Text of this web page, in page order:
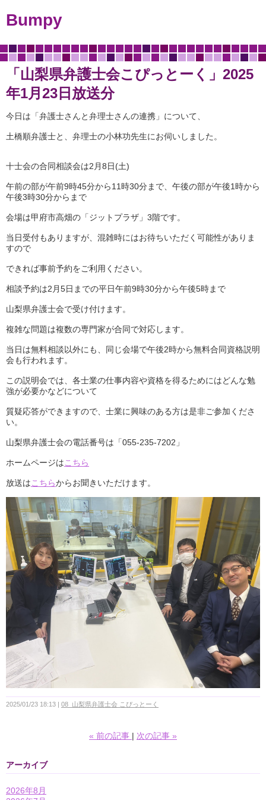
Bumpy
「山梨県弁護士会こぴっとーく」2025
年1月23日放送分
今日は「弁護士さんと弁理士さんの連携」について、
土橋順弁護士と、弁理士の小林功先生にお伺いしました。
十士会の合同相談会は2月8日(土)
午前の部が午前9時45分から11時30分まで、午後の部が午後1時から
午後3時30分からまで
会場は甲府市高畑の「ジットプラザ」3階です。
当日受付もありますが、混雑時にはお待ちいただく可能性がありま
すので
できれば事前予約をご利用ください。
相談予約は2月5日までの平日午前9時30分から午後5時まで
山梨県弁護士会で受け付けます。
複雑な問題は複数の専門家が合同で対応します。
当日は無料相談以外にも、同じ会場で午後2時から無料合同資格説明
会も行われます。
この説明会では、各士業の仕事内容や資格を得るためにはどんな勉
強が必要かなどについて
質疑応答ができますので、士業に興味のある方は是非ご参加くださ
い。
山梨県弁護士会の電話番号は「055-235-7202」
ホームページはこちら
放送はこちらからお聞きいただけます。
2025/01/23 18:13 08_山梨県弁護士会 こぴっとーく
« 前の記事 次の記事 »
アーカイブ
2026年8月